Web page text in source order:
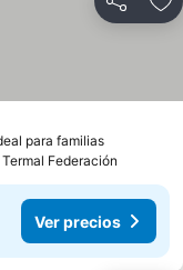
Compartir
para familiasVer
Federación
Ver precios